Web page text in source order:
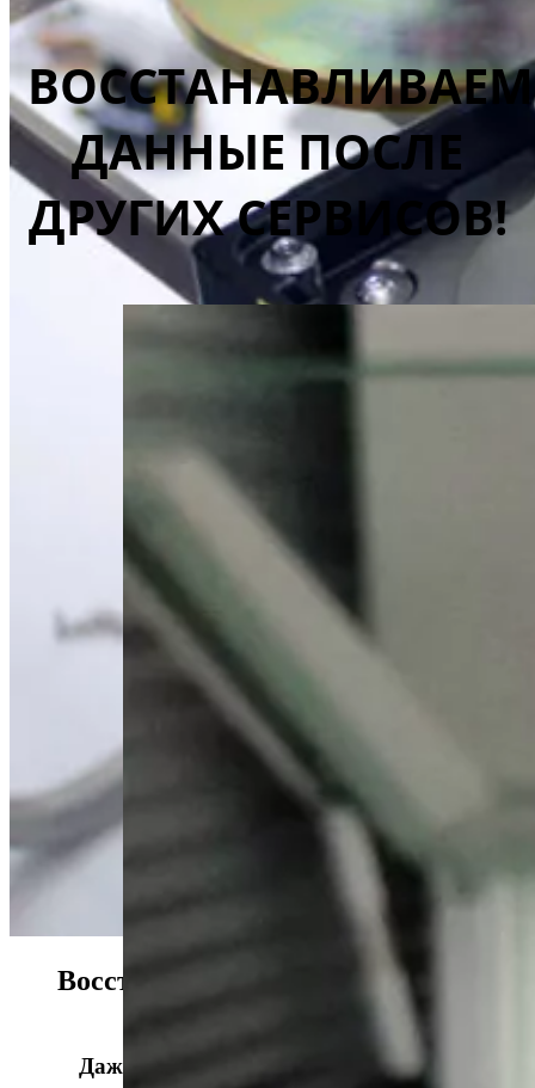
Восстанавливаем данные в 98%
Даже, если носитель информации не
ВОССТАНАВЛИВАЕМ
ДАННЫЕ ПОСЛЕ
ДРУГИХ СЕРВИСОВ!